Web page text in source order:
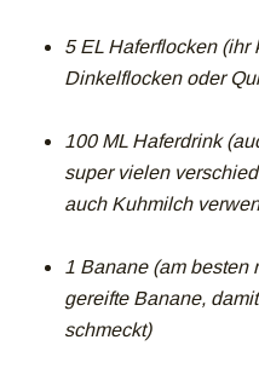
5 EL Haferflocken (ihr
Dinkelflocken oder
100 ML Haferdrink
super vielen
auch Kuhmilch
1 Banane (am besten
gereifte Banane,
schmeckt)